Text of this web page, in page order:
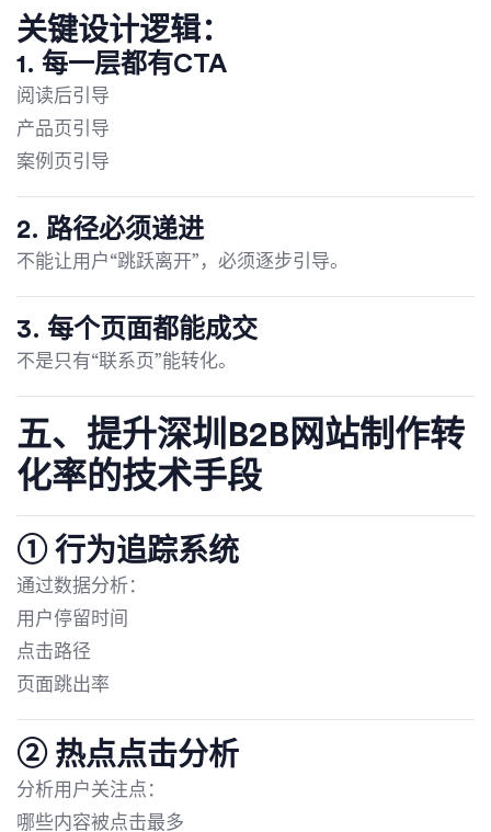
关键设计逻辑：
1. 每一层都有CTA
阅读后引导
产品页引导
案例页引导
2. 路径必须递进
不能让用户“跳跃离开”，必须逐步引导。
3. 每个页面都能成交
不是只有“联系页”能转化。
五、提升深圳B2B网站制作转
化率的技术手段
① 行为追踪系统
通过数据分析：
用户停留时间
点击路径
页面跳出率
② 热点点击分析
分析用户关注点：
哪些内容被点击最多